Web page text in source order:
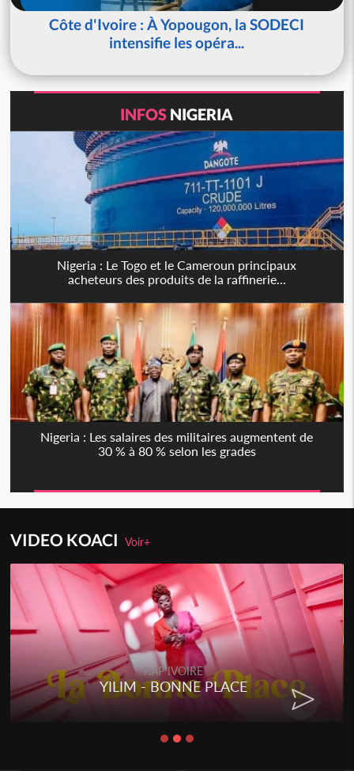
Côte d'Ivoire : À Yopougon, la SODECI
intensifie les opéra...
INFOS NIGERIA
Nigeria : Le Togo et le Cameroun principaux
acheteurs des produits de la raffinerie...
Nigeria : Les salaires des militaires augmentent de
30 % à 80 % selon les grades
VIDEO KOACIVoir+
RAP IVOIRE
YILIM - BONNE PLACE